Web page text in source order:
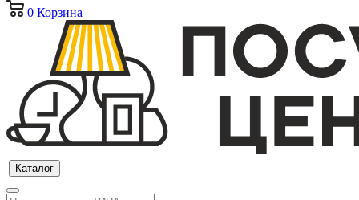
0 Корзина
Каталог